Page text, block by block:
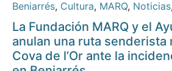
Beniarrés, Cultura, MARQ, Noticias,
La Fundación MARQ y el
anulan una ruta senderista
Cova de l’Or ante la